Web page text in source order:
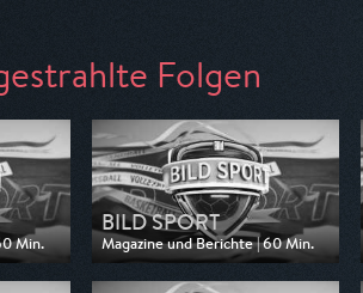
Folgen
Min.
BILD SPORT
Magazine und Berichte | 60 Min.
Ausgestrahlt von WELT
am 17.05.2026, 15:30